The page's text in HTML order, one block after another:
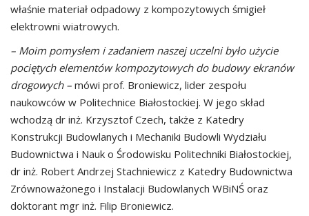
właśnie materiał odpadowy z kompozytowych śmigieł
elektrowni wiatrowych.
– Moim pomysłem i zadaniem naszej uczelni było użycie
pociętych elementów kompozytowych do budowy ekranów
drogowych – mówi prof. Broniewicz, lider zespołu
naukowców w Politechnice Białostockiej. W jego skład
wchodzą dr inż. Krzysztof Czech, także z Katedry
Konstrukcji Budowlanych i Mechaniki Budowli Wydziału
Budownictwa i Nauk o Środowisku Politechniki Białostockiej,
dr inż. Robert Andrzej Stachniewicz z Katedry Budownictwa
Zrównoważonego i Instalacji Budowlanych WBiNŚ oraz
doktorant mgr inż. Filip Broniewicz.